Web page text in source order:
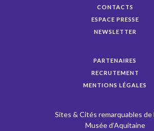
CONTACTS
ESPACE PRESSE
NEWSLETTER
PARTENAIRES
RECRUTEMENT
MENTIONS LÉGALES
Sites & Cités remarquables de
Musée d’Aquitaine